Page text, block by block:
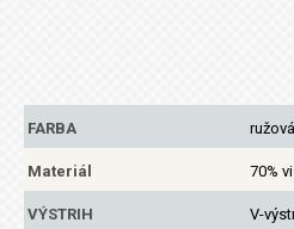
FARBA ružová
Materiál 70%
VÝSTRIH V-